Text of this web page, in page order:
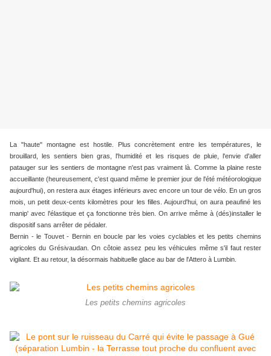
La "haute" montagne est hostile. Plus concrètement entre les températures, le
brouillard, les sentiers bien gras, l'humidité et les risques de pluie, l'envie d'aller
patauger sur les sentiers de montagne n'est pas vraiment là. Comme la plaine reste
accueillante (heureusement, c'est quand même le premier jour de l'été météorologique
aujourd'hui), on restera aux étages inférieurs avec encore un tour de vélo. En un gros
mois, un petit deux-cents kilomètres pour les filles. Aujourd'hui, on aura peaufiné les
manip' avec l'élastique et ça fonctionne très bien. On arrive même à (dés)installer le
dispositif sans arrêter de pédaler.
Bernin - le Touvet - Bernin en boucle par les voies cyclables et les petits chemins
agricoles du Grésivaudan. On côtoie assez peu les véhicules même s'il faut rester
vigilant. Et au retour, la désormais habituelle glace au bar de l'Attero à Lumbin.
Les petits chemins agricoles